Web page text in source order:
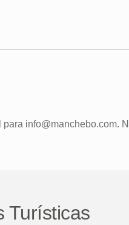
info@manchebo.com.
Turísticas